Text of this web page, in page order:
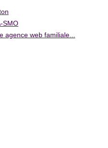
SMO
agence web familiale...